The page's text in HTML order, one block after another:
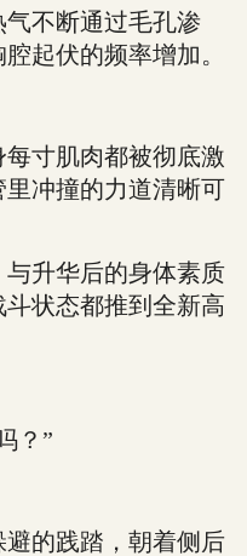
不断通过毛孔渗
起伏的频率增加。
寸肌肉都被彻底激
冲撞的力道清晰可
升华后的身体素质
状态都推到全新高
？”
的践踏，朝着侧后